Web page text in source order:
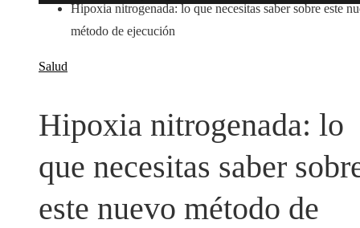
Hipoxia nitrogenada: lo que necesitas saber sobre este
método de ejecución
Salud
Hipoxia nitrogenada: lo
que necesitas saber
este nuevo método de